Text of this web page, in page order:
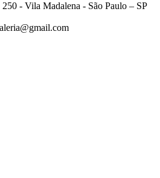
- Vila Madalena - São Paulo – SP